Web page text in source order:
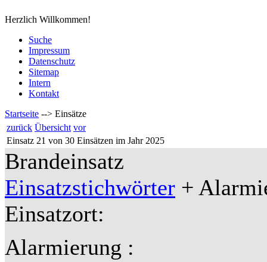
Herzlich Willkommen!
Suche
Impressum
Datenschutz
Sitemap
Intern
Kontakt
Startseite --> Einsätze
zurück Übersicht vor
Einsatz 21 von 30 Einsätzen im Jahr 2025
Brandeinsatz
Einsatzstichwörter +
Einsatzort:
Alarmierung :